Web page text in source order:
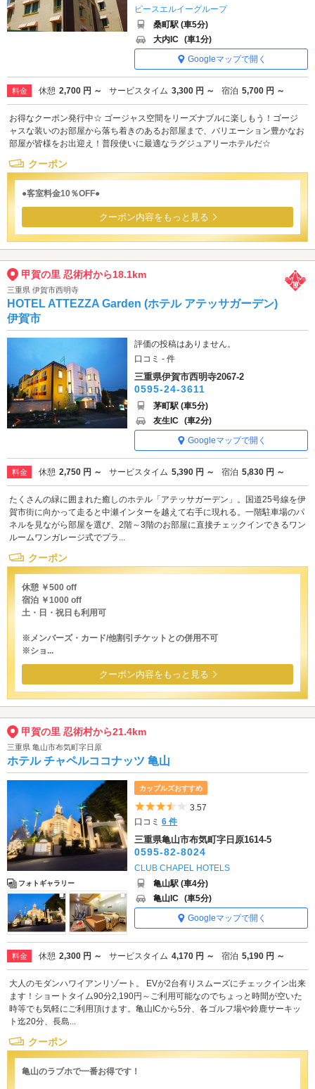
ピースエルイーグループ
桑町駅 (車5分)
大内IC (車1分)
Googleマップで開く
料金 休憩 2,700 円 ～ サービスタイム 3,300 円 ～ 宿泊 5,700 円 ～
お得なクーポン発行中☆ ゴージャス空間をリーズナブルに楽しもう！ゴージ
ャスな装いのお部屋から落ち着きのあるお部屋まで、バリエーション豊かなお
部屋が皆様をお出迎え！普段使いに最適なラグジュアリーホテルだ☆
クーポン
●客室料金10％OFF●
クーポン内容をもっと見る
甲賀の里 忍術村から18.1km
三重県 伊賀市西明寺
HOTEL ATTEZZA Garden (ホテル アテッサガーデン)
伊賀市
評価の投稿はありません。
口コミ - 件
三重県伊賀市西明寺2067-2
0595-24-3611
茅町駅 (車5分)
友生IC (車2分)
Googleマップで開く
料金 休憩 2,750 円 ～ サービスタイム 5,390 円 ～ 宿泊 5,830 円 ～
たくさんの緑に囲まれた癒しのホテル「アテッサガーデン」。国道25号線を伊
賀市街に向かって走ると中瀬インターを越えて右手に現れる。一階駐車場のパ
ネルを見ながら部屋を選び、2階～3階のお部屋に直接チェックインできるワン
ルームワンガレージ式でプラ...
クーポン
休憩 ￥500 off
宿泊 ￥1000 off
土・日・祝日も利用可
※メンバーズ・カード/他割引チケットとの併用不可
※ショ...
クーポン内容をもっと見る
甲賀の里 忍術村から21.4km
三重県 亀山市布気町字日原
ホテル チャペルココナッツ 亀山
フォトギャラリー
カップルズおすすめ
5つ星のうち3.5
3.57
口コミ6 件
三重県亀山市布気町字日原1614-5
0595-82-8024
CLUB CHAPEL HOTELS
亀山駅 (車4分)
亀山IC (車5分)
Googleマップで開く
料金 休憩 2,300 円 ～ サービスタイム 4,170 円 ～ 宿泊 5,190 円 ～
大人のモダンハワイアンリゾート。 EVが2台有りスムーズにチェックイン出来
ます！ショートタイム90分2,190円～ご利用可能なのでちょっと時間が空いた
時等でも気軽にご利用頂けます。亀山ICから5分、各ゴルフ場や鈴鹿サーキッ
ト迄20分、長島...
クーポン
亀山のラブホで一番お得です！